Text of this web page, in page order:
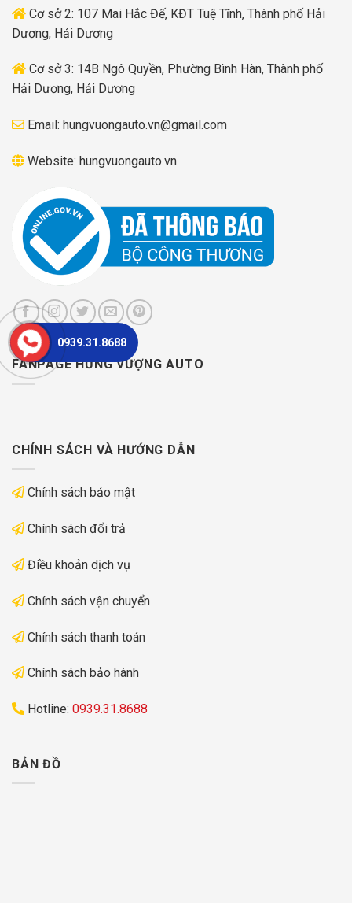
Cơ sở 2: 107 Mai Hắc Đế, KĐT Tuệ Tĩnh, Thành phố Hải
Dương, Hải Dương
Cơ sở 3: 14B Ngô Quyền, Phường Bình Hàn, Thành phố
Hải Dương, Hải Dương
Email: hungvuongauto.vn@gmail.com
Website: hungvuongauto.vn
FANPAGE HƯNG VƯỢNG AUTO
CHÍNH SÁCH VÀ HƯỚNG DẪN
Chính sách bảo mật
Chính sách đổi trả
Điều khoản dịch vụ
Chính sách vận chuyển
Chính sách thanh toán
Chính sách bảo hành
Hotline: 0939.31.8688
BẢN ĐỒ
0939.31.8688